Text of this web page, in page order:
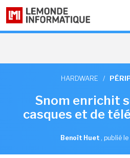
HARDWARE /
Snom enrichit
casques et de
Benoît Huet , publié